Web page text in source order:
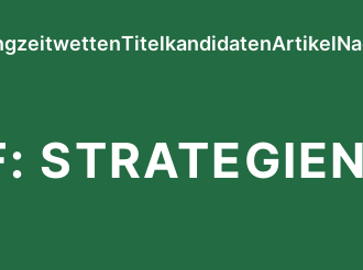
TitelkandidatenArtikel